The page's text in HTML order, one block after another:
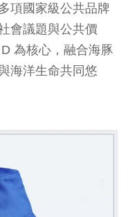
項國家級公共品牌
會議題與公共價
為核心，融合海豚
海洋生命共同悠